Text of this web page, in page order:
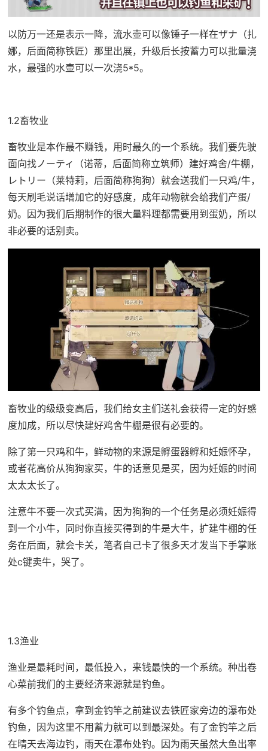
以防万一还是表示一降，流水壶可以像锤子一样在ザナ（扎
娜，后面简称铁匠）那里出展，升级后长按蓄力可以批量浇
水，最强的水壶可以一次浇5*5。
1.2畜牧业
畜牧业是本作最不赚钱，用时最久的一个系统。我们要先驶
面向找ノーティ（诺蒂，后面简称立筑师）建好鸡舍/牛棚，
レトリー（莱特莉，后面简称狗狗）就会送我们一只鸡/牛，
每天刷毛说话增加它的好感度，成年动物就会给我们产蛋/
奶。因为我们后期制作的很大量料理都需要用到蛋奶，所以
非必要的话别卖。
畜牧业的级级变高后，我们给女主们送礼会获得一定的好感
度加成，所以尽快建好鸡舍牛棚是很有必要的。
除了第一只鸡和牛，鲜动物的来源是孵蛋器孵和妊娠怀孕，
或者花高价从狗狗家买，牛的话意见是买，因为妊娠的时间
太太太长了。
注意牛不要一次式买满，因为狗狗的一个任务是必须妊娠得
到一个小牛，同时你直接买得到的牛是大牛，扩建牛棚的任
务在后面，就会卡关，笔者自己卡了很多天才发当下手掌账
处c键卖牛，哭了。
1.3渔业
渔业是最耗时间，最低投入，来钱最快的一个系统。种出卷
心菜前我们的主要经济来源就是钓鱼。
有多个钓鱼点，拿到金钓竿之前建议去铁匠家旁边的瀑布处
钓鱼，因为这里不用蓄力就可以到最深处。有了金钓竿之后
在晴天去海边钓，雨天在瀑布处钓。因为雨天虽然大鱼出率